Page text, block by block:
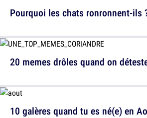
20 memes drôles quand on
Pourquoi les chats ronronnent-ils
10 galères quand tu es né(e) en